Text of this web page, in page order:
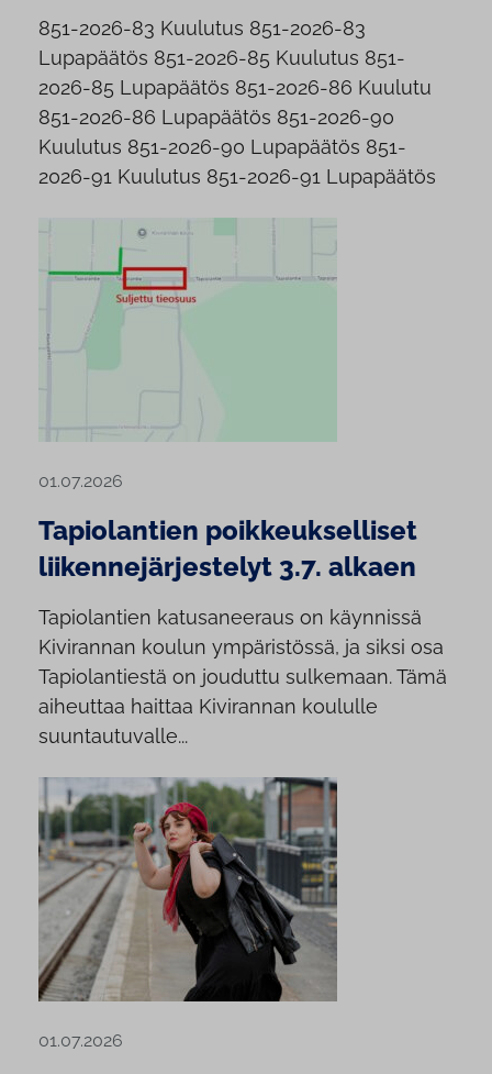
851-2026-83 Kuulutus 851-2026-83
Lupapäätös 851-2026-85 Kuulutus 851-
2026-85 Lupapäätös 851-2026-86 Kuulutu
851-2026-86 Lupapäätös 851-2026-90
Kuulutus 851-2026-90 Lupapäätös 851-
2026-91 Kuulutus 851-2026-91 Lupapäätös
01.07.2026
Tapiolantien poikkeukselliset
liikennejärjestelyt 3.7. alkaen
Tapiolantien katusaneeraus on käynnissä
Kivirannan koulun ympäristössä, ja siksi osa
Tapiolantiestä on jouduttu sulkemaan. Tämä
aiheuttaa haittaa Kivirannan koululle
suuntautuvalle...
01.07.2026